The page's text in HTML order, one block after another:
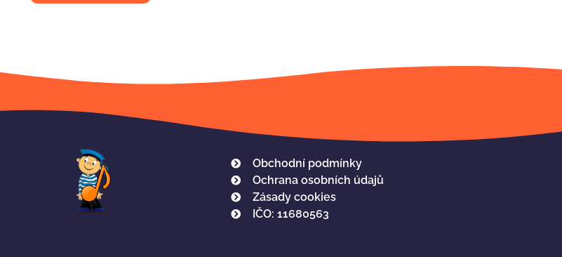
Obchodní podmínky
Ochrana osobních údajů
Zásady cookies
IČO: 11680563